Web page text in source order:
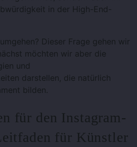
in der High-End-
Dieser Frage gehen wir
möchten wir aber die
und
darstellen, die natürlich
bilden.
für den Instagram-
für Künstler